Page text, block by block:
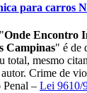
para carros
Onde Encontro
Campinas" é de
total, mesmo
Crime de
– Lei 9610/